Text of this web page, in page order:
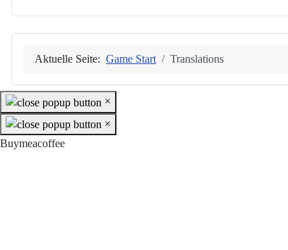
Aktuelle Seite: Game Start Translations
×
×
Buymeacoffee